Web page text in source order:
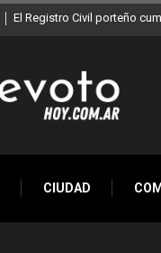
El Registro Civil porteño
CIUDAD